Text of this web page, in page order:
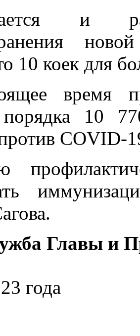
и
10 коек для
время
10
COVID-
Главы и
года